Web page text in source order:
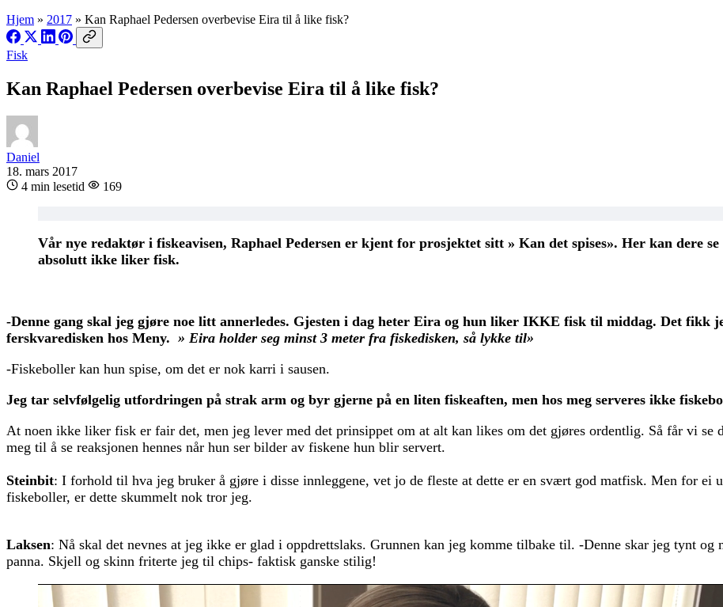
Hjem » 2017 » Kan Raphael Pedersen overbevise Eira til å like fisk?
Fisk
Kan Raphael Pedersen overbevise Eira til å like fisk?
Daniel
18. mars 2017
4 min lesetid
169
Vår nye redaktør i fiskeavisen, Raphael Pedersen er kjent for prosjektet sitt » Kan det spises». Her kan dere
absolutt ikke liker fisk.
-Denne gang skal jeg gjøre noe litt annerledes. Gjesten i dag heter Eira og hun liker IKKE fisk til middag. Det fikk
ferskvaredisken hos Meny. » Eira holder seg minst 3 meter fra fiskedisken, så lykke til»
-Fiskeboller kan hun spise, om det er nok karri i sausen.
Jeg tar selvfølgelig utfordringen på strak arm og byr gjerne på en liten fiskeaften, men hos meg serveres ikke
At noen ikke liker fisk er fair det, men jeg lever med det prinsippet om at alt kan likes om det gjøres ordentlig. Så får vi se
meg til å se reaksjonen hennes når hun ser bilder av fiskene hun blir servert.
Steinbit: I forhold til hva jeg bruker å gjøre i disse innleggene, vet jo de fleste at dette er en svært god matfisk. Men for ei
fiskeboller, er dette skummelt nok tror jeg.
Laksen: Nå skal det nevnes at jeg ikke er glad i oppdrettslaks. Grunnen kan jeg komme tilbake til. -Denne skar jeg tynt
panna. Skjell og skinn friterte jeg til chips- faktisk ganske stilig!